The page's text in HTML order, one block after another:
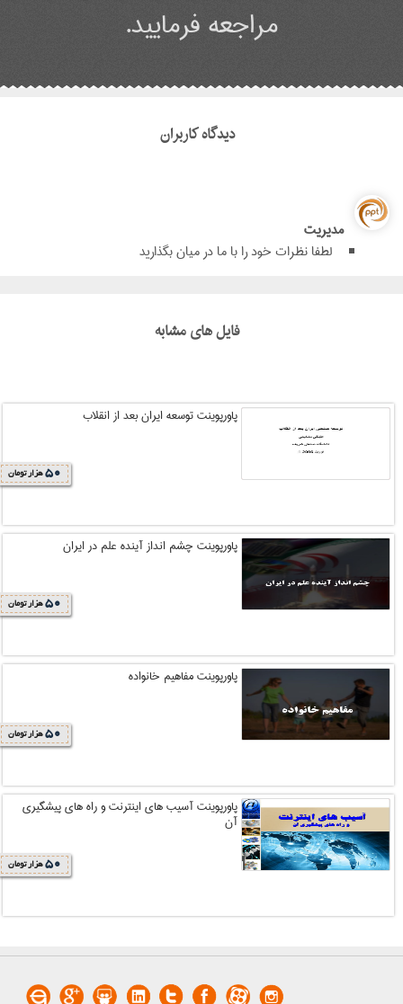
مراجعه فرمایید.
دیدگاه کاربران
مدیریت
لطفا نظرات خود را با ما در میان بگذارید
فایل های مشابه
پاورپوینت توسعه ایران بعد از انقلاب
50 هزار تومان
پاورپوینت چشم انداز آینده علم در ایران
50 هزار تومان
پاورپوینت مفاهیم خانواده
50 هزار تومان
پاورپوینت آسیب های اینترنت و راه های پیشگیری
آن
50 هزار تومان